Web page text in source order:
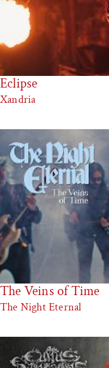
Eclipse
Xandria
The Veins of Time
The Night Eternal